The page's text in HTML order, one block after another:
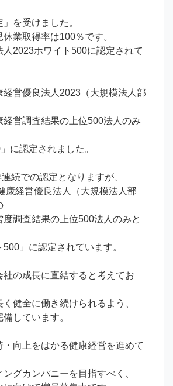
」を受けました。
業取得率は100％です。
人2023ホワイト500に認定されて
経営優良法人2023（大規模法人部
経営調査結果の上位500法人のみ
に認定されました。
続での認定となりますが、
康経営優良法人（大規模法人部
度調査結果の上位500法人のみと
」に認定されています。
社の成長に直結すると考えてお
健全に働き続けられるよう、
しています。
・向上をはかる健康経営を進めて
グカンパニーを目指すべく、